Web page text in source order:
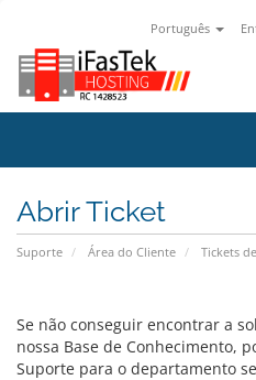
Português
Abrir Ticket
Suporte Área do Cliente Tickets
Se não conseguir encontrar a
nossa Base de Conhecimento,
Suporte para o departamento